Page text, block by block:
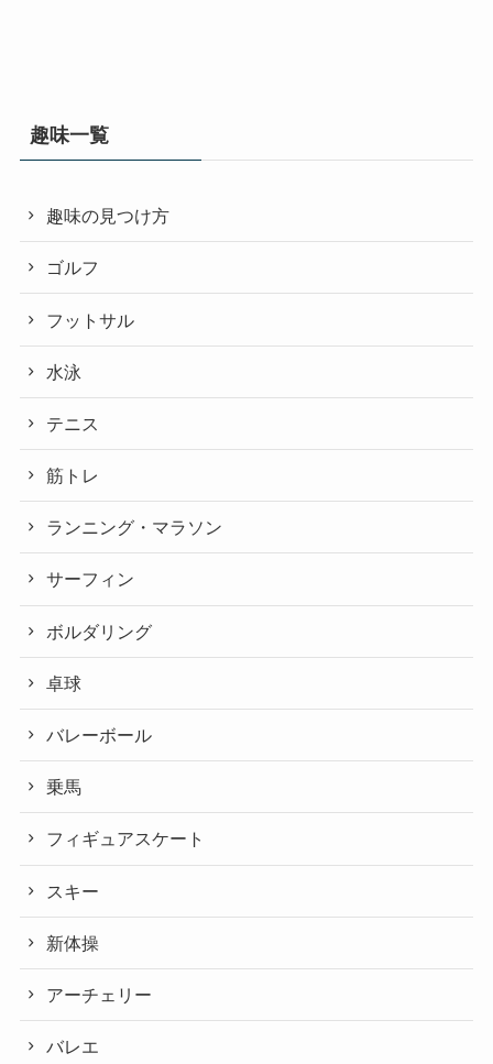
趣味一覧
趣味の見つけ方
ゴルフ
フットサル
水泳
テニス
筋トレ
ランニング・マラソン
サーフィン
ボルダリング
卓球
バレーボール
乗馬
フィギュアスケート
スキー
新体操
アーチェリー
バレエ